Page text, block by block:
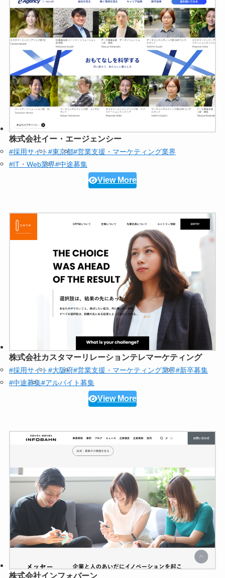
株式会社イー・エージェンシー
#採用サイト#東京都#営業支援・マーケティング業界
#IT・Web業界#中途募集
View More
株式会社カスタマーリレーションテレマーケティング
#採用サイト#大阪府#営業支援・マーケティング業界#新卒募集
#中途募集#アルバイト募集
View More
株式会社インフォバーン